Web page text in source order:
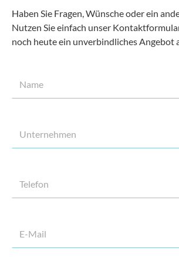
Haben Sie Fragen, Wünsche oder ein
Nutzen Sie einfach unser
noch heute ein unverbindliches Angebot